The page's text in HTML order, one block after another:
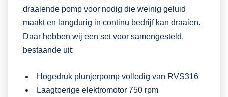
draaiende pomp voor nodig die weinig geluid
maakt en langdurig in continu bedrijf kan draaien.
Daar hebben wij een set voor samengesteld,
bestaande uit:
Hogedruk plunjerpomp volledig van RVS316
Laagtoerige elektromotor 750 rpm